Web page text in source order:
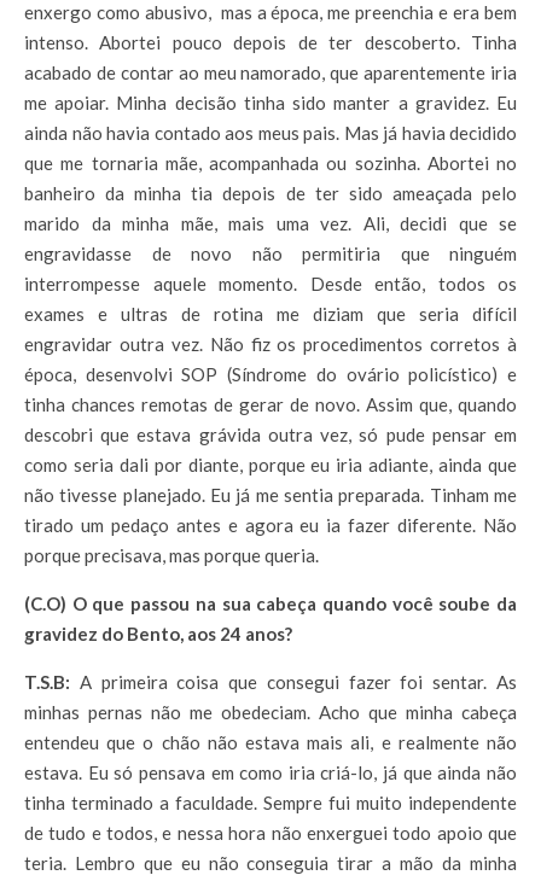
enxergo como abusivo, mas a época, me preenchia e era bem
intenso. Abortei pouco depois de ter descoberto. Tinha
acabado de contar ao meu namorado, que aparentemente iria
me apoiar. Minha decisão tinha sido manter a gravidez. Eu
ainda não havia contado aos meus pais. Mas já havia decidido
que me tornaria mãe, acompanhada ou sozinha. Abortei no
banheiro da minha tia depois de ter sido ameaçada pelo
marido da minha mãe, mais uma vez. Ali, decidi que se
engravidasse de novo não permitiria que ninguém
interrompesse aquele momento. Desde então, todos os
exames e ultras de rotina me diziam que seria difícil
engravidar outra vez. Não fiz os procedimentos corretos à
época, desenvolvi SOP (Síndrome do ovário policístico) e
tinha chances remotas de gerar de novo. Assim que, quando
descobri que estava grávida outra vez, só pude pensar em
como seria dali por diante, porque eu iria adiante, ainda que
não tivesse planejado. Eu já me sentia preparada. Tinham me
tirado um pedaço antes e agora eu ia fazer diferente. Não
porque precisava, mas porque queria.
(C.O) O que passou na sua cabeça quando você soube da
gravidez do Bento, aos 24 anos?
T.S.B: A primeira coisa que consegui fazer foi sentar. As
minhas pernas não me obedeciam. Acho que minha cabeça
entendeu que o chão não estava mais ali, e realmente não
estava. Eu só pensava em como iria criá-lo, já que ainda não
tinha terminado a faculdade. Sempre fui muito independente
de tudo e todos, e nessa hora não enxerguei todo apoio que
teria. Lembro que eu não conseguia tirar a mão da minha